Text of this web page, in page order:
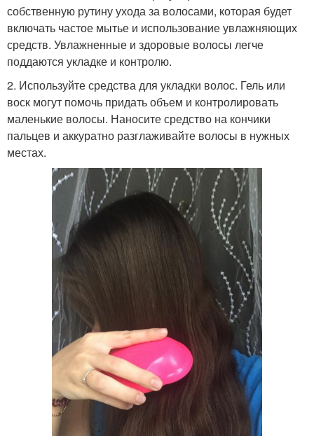
собственную рутину ухода за волосами, которая будет
включать частое мытье и использование увлажняющих
средств. Увлажненные и здоровые волосы легче
поддаются укладке и контролю.
2. Используйте средства для укладки волос. Гель или
воск могут помочь придать объем и контролировать
маленькие волосы. Наносите средство на кончики
пальцев и аккуратно разглаживайте волосы в нужных
местах.